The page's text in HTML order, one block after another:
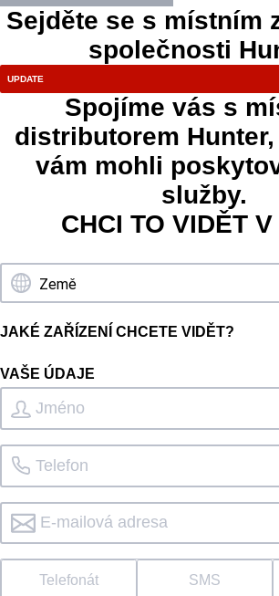
Sejděte se s místním
společnosti
Spojíme vás s
distributorem
vám mohli
služby.
CHCI TO VIDĚT
JAKÉ ZAŘÍZENÍ CHCETE VIDĚT?
VAŠE ÚDAJE
Telefonát SMS